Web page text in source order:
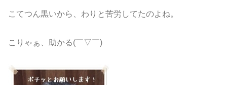
こてつん黒いから、わりと苦労してたのよね。
こりゃぁ、助かる(￣▽￣)